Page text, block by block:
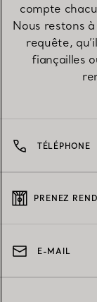
compte
Nous restons
requête,
fiançailles
TÉLÉPHONE
PRENEZ
E-MAIL